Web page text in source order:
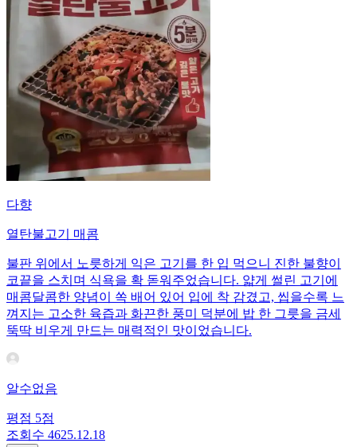
다향
열탄불고기 매콤
불판 위에서 노릇하게 익은 고기를 한 입 먹으니 진한 불향이
코끝을 스치며 식욕을 확 돋워주었습니다. 얇게 썰린 고기에
매콤달콤한 양념이 쏙 배어 있어 입에 착 감겼고, 씹을수록 느
껴지는 고소한 육즙과 화끈한 풍미 덕분에 밥 한 그릇을 금세
뚝딱 비우게 만드는 매력적인 맛이었습니다.
알수없음
평점 5점
조회수 4625.12.18